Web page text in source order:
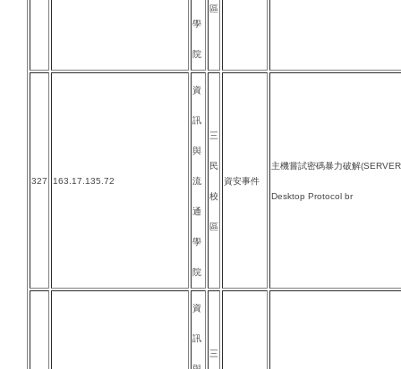
學
院
區
327 163.17.135.72
資
訊
與
流
通
學
院
三
民
校
區
資安事件
主機嘗試密碼暴力破解
Desktop Protocol br
資
訊
三